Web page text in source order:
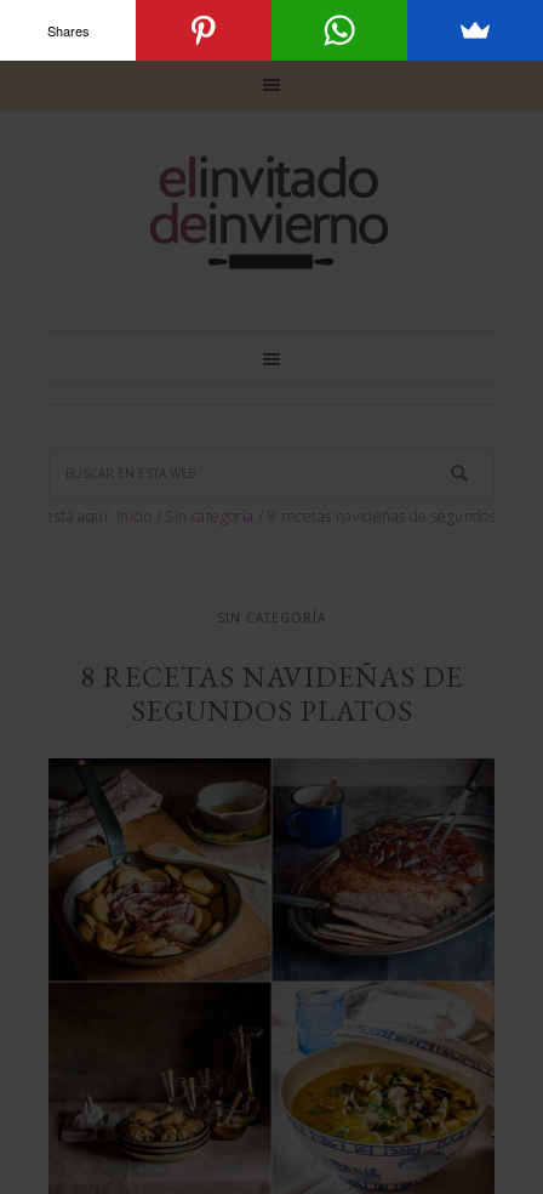
Usted está aquí: Inicio Sin categoría 8 recetas navideñas de segundos platos
SIN CATEGORÍA
8 RECETAS NAVIDEÑAS DE
SEGUNDOS PLATOS
Shares